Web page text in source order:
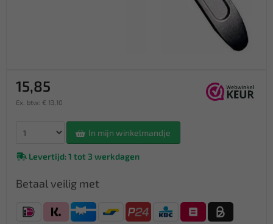
15,85
Ex. btw: € 13,10
In mijn winkelmandje
Levertijd: 1 tot 3 werkdagen
Betaal veilig met